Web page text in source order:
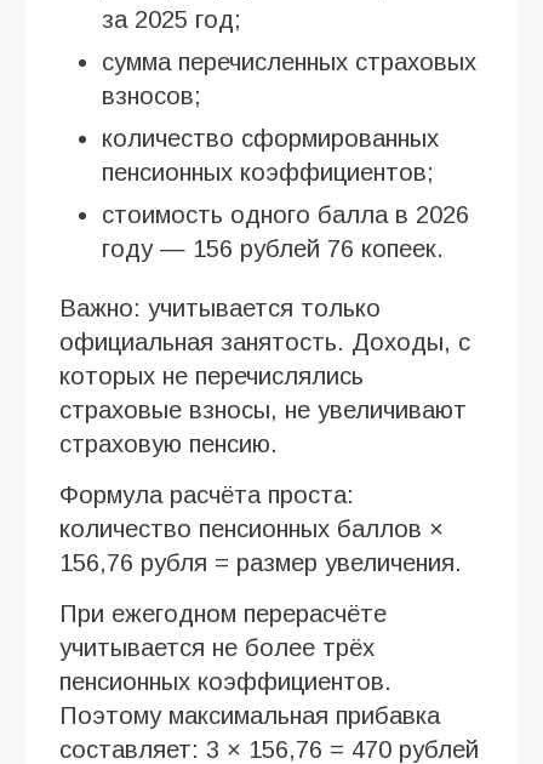
за 2025 год;
сумма перечисленных страховых
взносов;
количество сформированных
пенсионных коэффициентов;
стоимость одного балла в 2026
году — 156 рублей 76 копеек.
Важно: учитывается только
официальная занятость. Доходы, с
которых не перечислялись
страховые взносы, не увеличивают
страховую пенсию.
Формула расчёта проста:
количество пенсионных баллов ×
156,76 рубля = размер увеличения.
При ежегодном перерасчёте
учитывается не более трёх
пенсионных коэффициентов.
Поэтому максимальная прибавка
составляет: 3 × 156,76 = 470 рублей